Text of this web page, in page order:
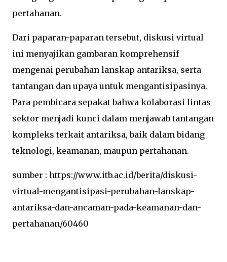
pertahanan.
Dari paparan-paparan tersebut, diskusi virtual
ini menyajikan gambaran komprehensif
mengenai perubahan lanskap antariksa, serta
tantangan dan upaya untuk mengantisipasinya.
Para pembicara sepakat bahwa kolaborasi lintas
sektor menjadi kunci dalam menjawab tantangan
kompleks terkait antariksa, baik dalam bidang
teknologi, keamanan, maupun pertahanan.
sumber : https://www.itb.ac.id/berita/diskusi-
virtual-mengantisipasi-perubahan-lanskap-
antariksa-dan-ancaman-pada-keamanan-dan-
pertahanan/60460